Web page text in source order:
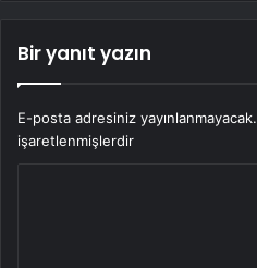
Bir yanıt yazın
E-posta adresiniz yayınlanmayacak.
işaretlenmişlerdir